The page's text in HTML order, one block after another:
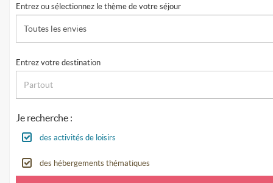
Entrez ou sélectionnez le thème de votre séjour
Toutes les envies
Entrez votre destination
Je recherche :
des activités de loisirs
des hébergements thématiques